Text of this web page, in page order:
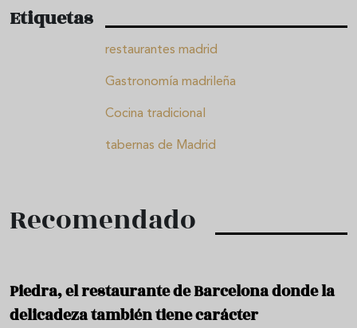
Etiquetas
restaurantes madrid
Gastronomía madrileña
Cocina tradicional
tabernas de Madrid
Recomendado
Piedra, el restaurante de Barcelona donde la
delicadeza también tiene carácter